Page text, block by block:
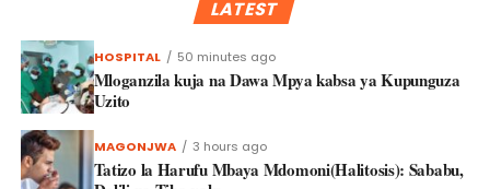
LATEST
HOSPITAL 50 minutes ago
Mloganzila kuja na Dawa Mpya kabsa ya Kupunguza
Uzito
MAGONJWA 3 hours ago
Tatizo la Harufu Mbaya Mdomoni(Halitosis): Sababu,